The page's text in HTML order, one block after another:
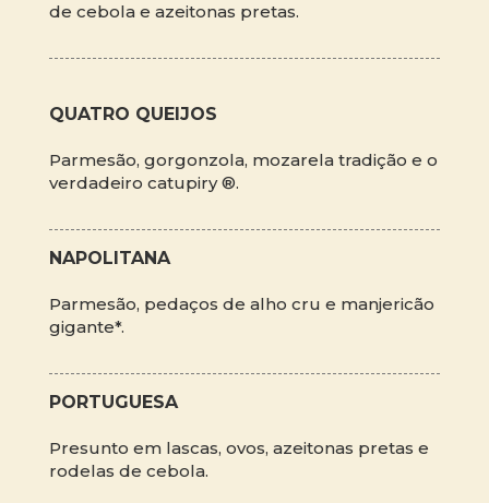
de cebola e azeitonas pretas.
QUATRO QUEIJOS
Parmesão, gorgonzola, mozarela tradição e o
verdadeiro catupiry ®.
NAPOLITANA
Parmesão, pedaços de alho cru e manjericão
gigante*.
PORTUGUESA
Presunto em lascas, ovos, azeitonas pretas e
rodelas de cebola.